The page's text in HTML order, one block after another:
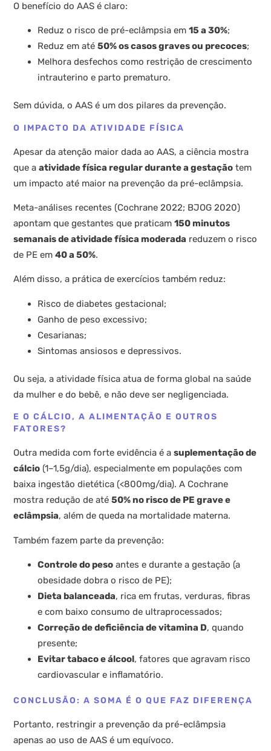
O benefício do AAS é claro:
Reduz o risco de pré-eclâmpsia em15 a 30%;
Reduz em até50% os casos graves ou precoces;
Melhora desfechos como restrição de crescimento
intrauterino e parto prematuro.
Sem dúvida, o AAS é um dos pilares da prevenção.
O IMPACTO DA ATIVIDADE FÍSICA
Apesar da atenção maior dada ao AAS, a ciência mostra
que aatividade física regular durante a gestação tem
um impacto até maior na prevenção da pré-eclâmpsia.
Meta-análises recentes (Cochrane 2022; BJOG 2020)
apontam que gestantes que praticam150 minutos
semanais de atividade física moderada reduzem o risco
de PE em40 a 50%.
Além disso, a prática de exercícios também reduz:
Risco de diabetes gestacional;
Ganho de peso excessivo;
Cesarianas;
Sintomas ansiosos e depressivos.
Ou seja, a atividade física atua de forma global na saúde
da mulher e do bebê, e não deve ser negligenciada.
E O CÁLCIO, A ALIMENTAÇÃO E OUTROS
FATORES?
Outra medida com forte evidência é asuplementação de
cálcio (1–1,5g/dia), especialmente em populações com
baixa ingestão dietética (<800mg/dia). A Cochrane
mostra redução de até50% no risco de PE grave e
eclâmpsia, além de queda na mortalidade materna.
Também fazem parte da prevenção:
Controle do peso antes e durante a gestação (a
obesidade dobra o risco de PE);
Dieta balanceada, rica em frutas, verduras, fibras
e com baixo consumo de ultraprocessados;
Correção de deficiência de vitamina D, quando
presente;
Evitar tabaco e álcool, fatores que agravam risco
cardiovascular e inflamatório.
CONCLUSÃO: A SOMA É O QUE FAZ DIFERENÇA
Portanto, restringir a prevenção da pré-eclâmpsia
apenas ao uso de AAS é um equívoco.